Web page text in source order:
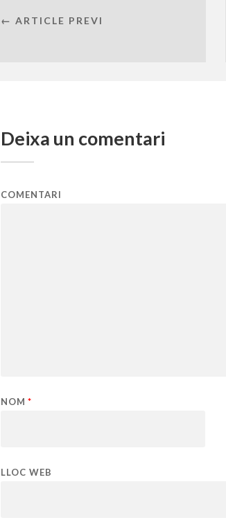
← ARTICLE PREVI
Deixa un comentari
COMENTARI
NOM *
LLOC WEB